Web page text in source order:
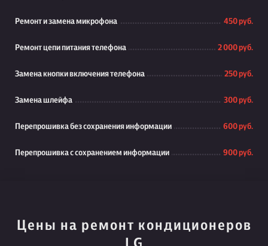
Ремонт и замена микрофона 450 руб.
Ремонт цепи питания телефона 2 000 руб.
Замена кнопки включения телефона 250 руб.
Замена шлейфа 300 руб.
Перепрошивка без сохранения информации 600 руб.
Перепрошивка с сохранением информации 900 руб.
Цены на ремонт кондиционеров